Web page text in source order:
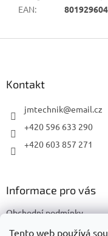
Tento web používá
EAN:
Kontakt
jmtechnik@email.cz
+420 596 633 290
+420 603 857 271
Informace pro vás
Obchodní podmínky
Podmínky ochrany